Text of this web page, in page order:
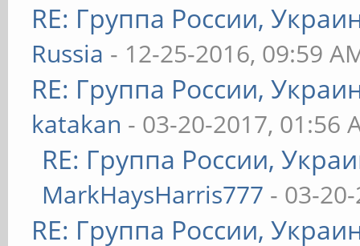
RE: Группа России,
Russia - 12-25-2016, 09:59
RE: Группа России,
katakan - 03-20-2017, 01:56
RE: Группа России,
MarkHaysHarris777 - 03-
RE: Группа России,